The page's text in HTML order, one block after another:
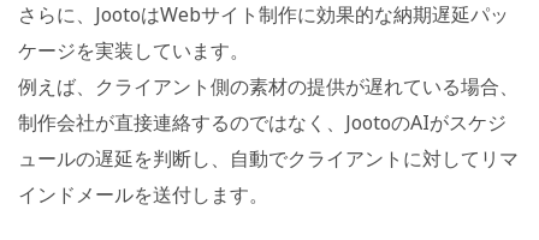
さらに、JootoはWebサイト制作に効果的な納期遅延パッ
ケージを実装しています。
例えば、クライアント側の素材の提供が遅れている場合、
制作会社が直接連絡するのではなく、JootoのAIがスケジ
ュールの遅延を判断し、自動でクライアントに対してリマ
インドメールを送付します。